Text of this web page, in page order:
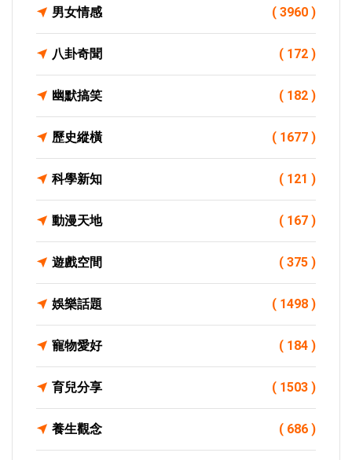
男女情感 ( 3960 )
八卦奇聞 ( 172 )
幽默搞笑 ( 182 )
歷史縱橫 ( 1677 )
科學新知 ( 121 )
動漫天地 ( 167 )
遊戲空間 ( 375 )
娛樂話題 ( 1498 )
寵物愛好 ( 184 )
育兒分享 ( 1503 )
養生觀念 ( 686 )